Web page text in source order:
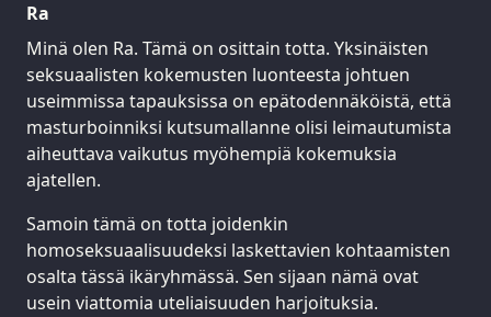
Ra
Minä olen Ra. Tämä on osittain totta. Yksinäisten
seksuaalisten kokemusten luonteesta johtuen
useimmissa tapauksissa on epätodennäköistä, että
masturboinniksi kutsumallanne olisi leimautumista
aiheuttava vaikutus myöhempiä kokemuksia
ajatellen.
Samoin tämä on totta joidenkin
homoseksuaalisuudeksi laskettavien kohtaamisten
osalta tässä ikäryhmässä. Sen sijaan nämä ovat
usein viattomia uteliaisuuden harjoituksia.